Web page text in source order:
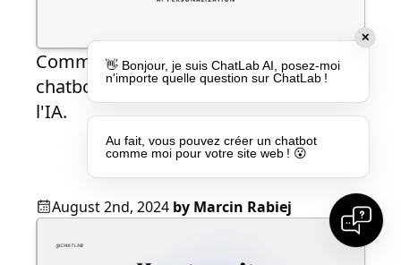
Comment créer une personnalité de
chatbot parfaite ? Personnalisation de
l'IA.
August 2nd, 2024 by Marcin Rabiej
✕
👋 Bonjour, je suis ChatLab AI, posez-moi
n'importe quelle question sur ChatLab !
Au fait, vous pouvez créer un chatbot
comme moi pour votre site web ! 😮